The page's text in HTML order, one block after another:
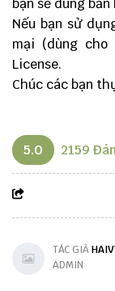
Nếu bạn sử
mại (dùng cho
License.
Chúc các bạn
5.0 2159
TÁC GIẢ
ADMIN